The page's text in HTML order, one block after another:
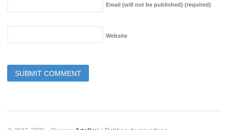
Email (will not be published) (required)
Website